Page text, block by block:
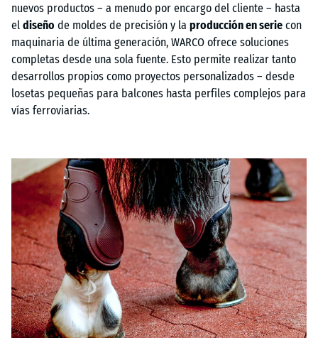
nuevos productos – a menudo por encargo del cliente – hasta
el diseño de moldes de precisión y la producción en serie con
maquinaria de última generación, WARCO ofrece soluciones
completas desde una sola fuente. Esto permite realizar tanto
desarrollos propios como proyectos personalizados – desde
losetas pequeñas para balcones hasta perfiles complejos para
vías ferroviarias.